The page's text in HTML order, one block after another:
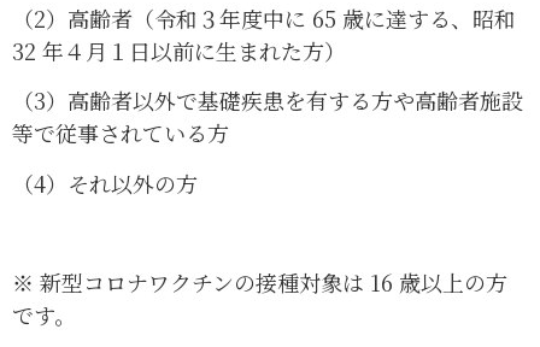
（2）高齢者（令和３年度中に 65 歳に達する、昭和
32 年４月１日以前に生まれた方）
（3）高齢者以外で基礎疾患を有する方や高齢者施設
等で従事されている方
（4）それ以外の方
※ 新型コロナワクチンの接種対象は 16 歳以上の方
です。